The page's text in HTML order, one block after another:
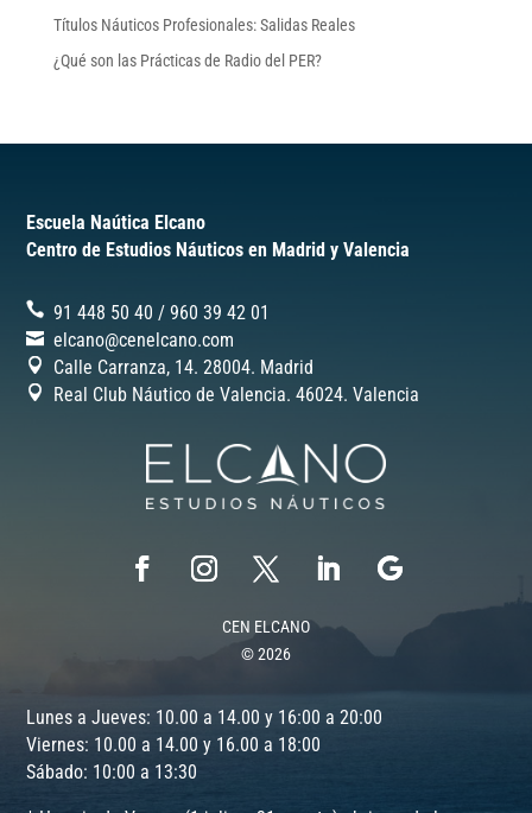
Títulos Náuticos Profesionales: Salidas Reales
¿Qué son las Prácticas de Radio del PER?
Escuela Naútica Elcano
Centro de Estudios Náuticos en Madrid y Valencia
91 448 50 40 /‎960 39 42 01
elcano@cenelcano.com
Calle Carranza, 14. 28004. Madrid
Real Club Náutico de Valencia. 46024. Valencia
CEN ELCANO
© 2026
Lunes a Jueves: 10.00 a 14.00 y 16:00 a 20:00
Viernes: 10.00 a 14.00 y 16.00 a 18:00
Sábado: 10:00 a 13:30